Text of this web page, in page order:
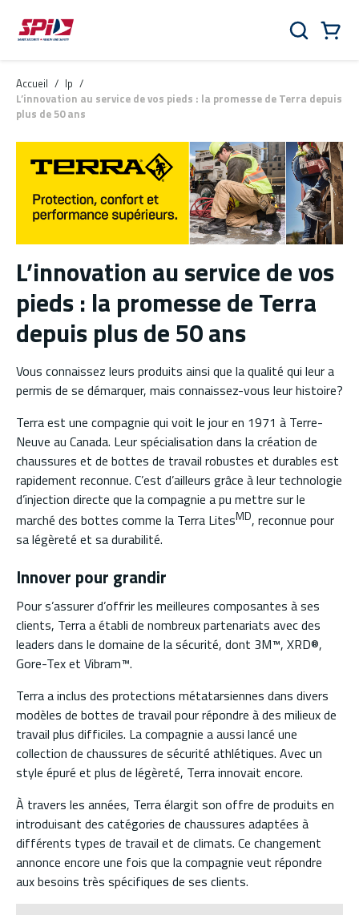
Aller au contenu principal
Skip to menu
Skip to footer
Rechercher
Accueil / lp /
L’innovation au service de vos pieds : la promesse de Terra depuis
plus de 50 ans
L’innovation au service de vos
pieds : la promesse de Terra
depuis plus de 50 ans
Vous connaissez leurs produits ainsi que la qualité qui leur a
permis de se démarquer, mais connaissez-vous leur histoire?
Terra est une compagnie qui voit le jour en 1971 à Terre-
Neuve au Canada. Leur spécialisation dans la création de
chaussures et de bottes de travail robustes et durables est
rapidement reconnue. C’est d’ailleurs grâce à leur technologie
d’injection directe que la compagnie a pu mettre sur le
marché des bottes comme la Terra LitesMD, reconnue pour
sa légèreté et sa durabilité.
Innover pour grandir
Pour s’assurer d’offrir les meilleures composantes à ses
clients, Terra a établi de nombreux partenariats avec des
leaders dans le domaine de la sécurité, dont 3M™, XRD®,
Gore-Tex et Vibram™.
Terra a inclus des protections métatarsiennes dans divers
modèles de bottes de travail pour répondre à des milieux de
travail plus difficiles. La compagnie a aussi lancé une
collection de chaussures de sécurité athlétiques. Avec un
style épuré et plus de légèreté, Terra innovait encore.
À travers les années, Terra élargit son offre de produits en
introduisant des catégories de chaussures adaptées à
différents types de travail et de climats. Ce changement
annonce encore une fois que la compagnie veut répondre
aux besoins très spécifiques de ses clients.